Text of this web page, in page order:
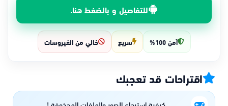
للتفاصيل و بالضغط هنا.
آمن 100% سريع خالي من الفيروسات
اقتراحات قد تعجبك